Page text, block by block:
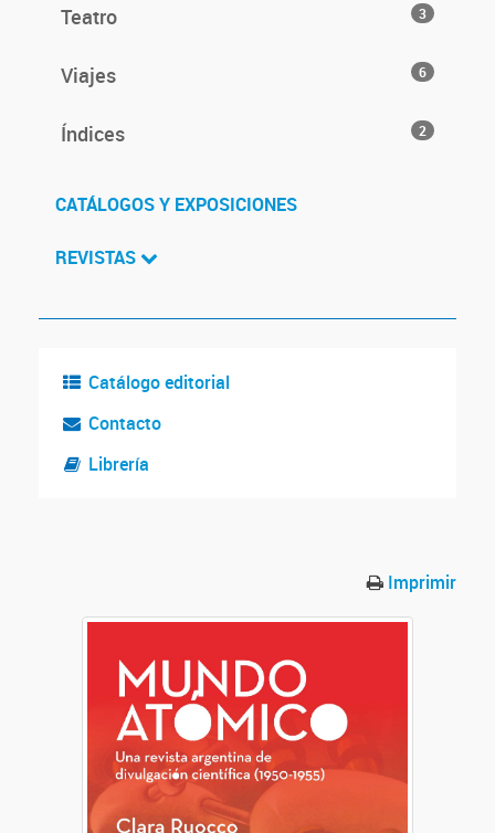
Teatro 3
Viajes 6
Índices 2
CATÁLOGOS Y EXPOSICIONES
REVISTAS
Catálogo editorial
Contacto
Librería
Imprimir